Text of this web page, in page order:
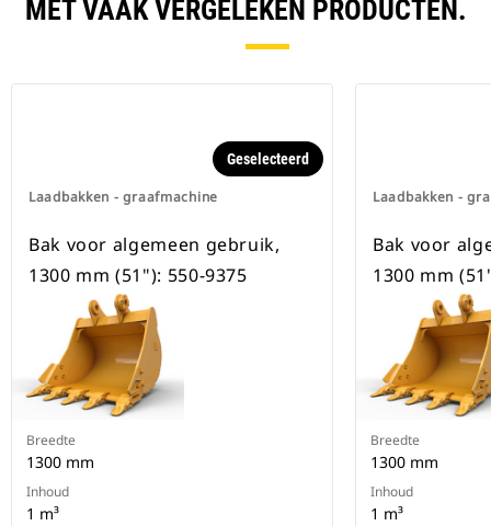
graafmachines op rupsbanden en
op wielen.
MET VAAK VERGELEKEN PRODUCTEN.
Laadbakken - graafmachine
Geselecteerd
Bak voor algemeen gebruik,
1300 mm (51"): 550-9375
Breedte
1300 mm
Inhoud
1 m³
Laadbakken -
Bak voor
1300 mm
Breedte
1300 mm
Inhoud
1 m³